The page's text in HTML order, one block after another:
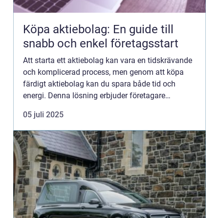
Köpa aktiebolag: En guide till
snabb och enkel företagsstart
Att starta ett aktiebolag kan vara en tidskrävande
och komplicerad process, men genom att köpa
färdigt aktiebolag kan du spara både tid och
energi. Denna lösning erbjuder företagare
05 juli 2025